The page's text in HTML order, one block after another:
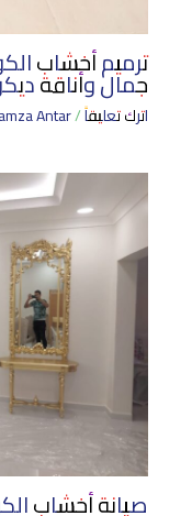
ترميم أخشاب
جمال وأناقة ديكورك-
اترك تعليقاً/
Antar
صيانة أخشاب